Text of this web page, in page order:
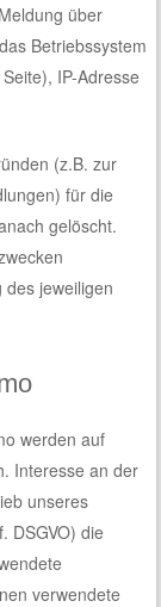
über
Betriebssystem
IP-Adresse
(z.B. zur
für die
gelöscht.
jeweiligen
werden auf
Interesse an der
unseres
DSGVO) die
verwendete